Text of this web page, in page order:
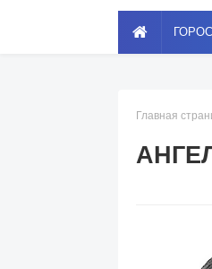
Главная